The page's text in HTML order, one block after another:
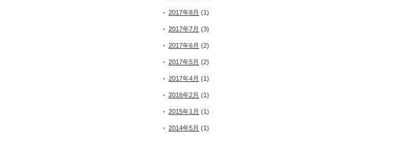
2017年8月 (1)
2017年7月 (3)
2017年6月 (2)
2017年5月 (2)
2017年4月 (1)
2016年2月 (1)
2015年1月 (1)
2014年5月 (1)